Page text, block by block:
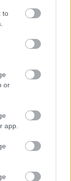
to
or
app.
a
tartható
– sem az
az eredeti
típus